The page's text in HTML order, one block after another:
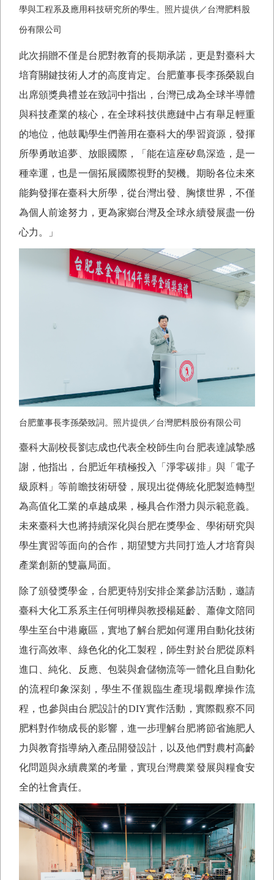
學與工程系及應用科技研究所的學生。照片提供／台灣肥料股
份有限公司
此次捐贈不僅是台肥對教育的長期承諾，更是對臺科大
培育關鍵技術人才的高度肯定。台肥董事長李孫榮親自
出席頒獎典禮並在致詞中指出，台灣已成為全球半導體
與科技產業的核心，在全球科技供應鏈中占有舉足輕重
的地位，他鼓勵學生們善用在臺科大的學習資源，發揮
所學勇敢追夢、放眼國際，「能在這座矽島深造，是一
種幸運，也是一個拓展國際視野的契機。期盼各位未來
能夠發揮在臺科大所學，從台灣出發、胸懷世界，不僅
為個人前途努力，更為家鄉台灣及全球永續發展盡一份
心力。」
台肥董事長李孫榮致詞。照片提供／台灣肥料股份有限公司
臺科大副校長劉志成也代表全校師生向台肥表達誠摯感
謝，他指出，台肥近年積極投入「淨零碳排」與「電子
級原料」等前瞻技術研發，展現出從傳統化肥製造轉型
為高值化工業的卓越成果，極具合作潛力與示範意義。
未來臺科大也將持續深化與台肥在獎學金、學術研究與
學生實習等面向的合作，期望雙方共同打造人才培育與
產業創新的雙贏局面。
除了頒發獎學金，台肥更特別安排企業參訪活動，邀請
臺科大化工系系主任何明樺與教授楊延齡、蕭偉文陪同
學生至台中港廠區，實地了解台肥如何運用自動化技術
進行高效率、綠色化的化工製程，師生對於台肥從原料
進口、純化、反應、包裝與倉儲物流等一體化且自動化
的流程印象深刻，學生不僅親臨生產現場觀摩操作流
程，也參與由台肥設計的DIY實作活動，實際觀察不同
肥料對作物成長的影響，進一步理解台肥將節省施肥人
力與教育指導納入產品開發設計，以及他們對農村高齡
化問題與永續農業的考量，實現台灣農業發展與糧食安
全的社會責任。